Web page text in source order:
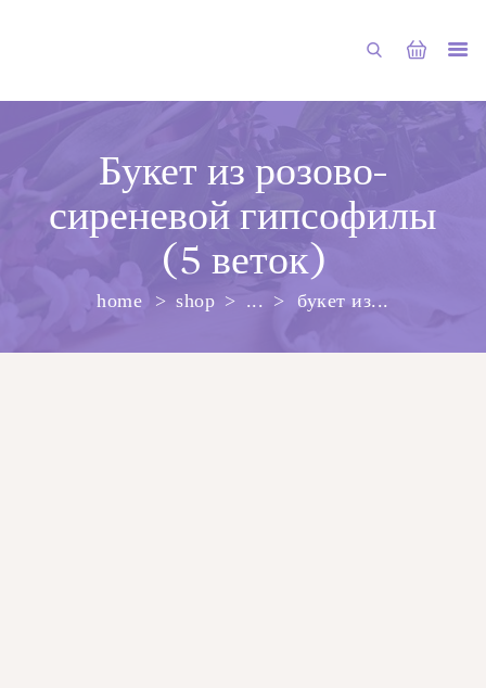
Букет из розово-
сиреневой гипсофилы
(5 веток)
home shop ... букет из...
ГЛАВНАЯ
МАГАЗИН
О НАС